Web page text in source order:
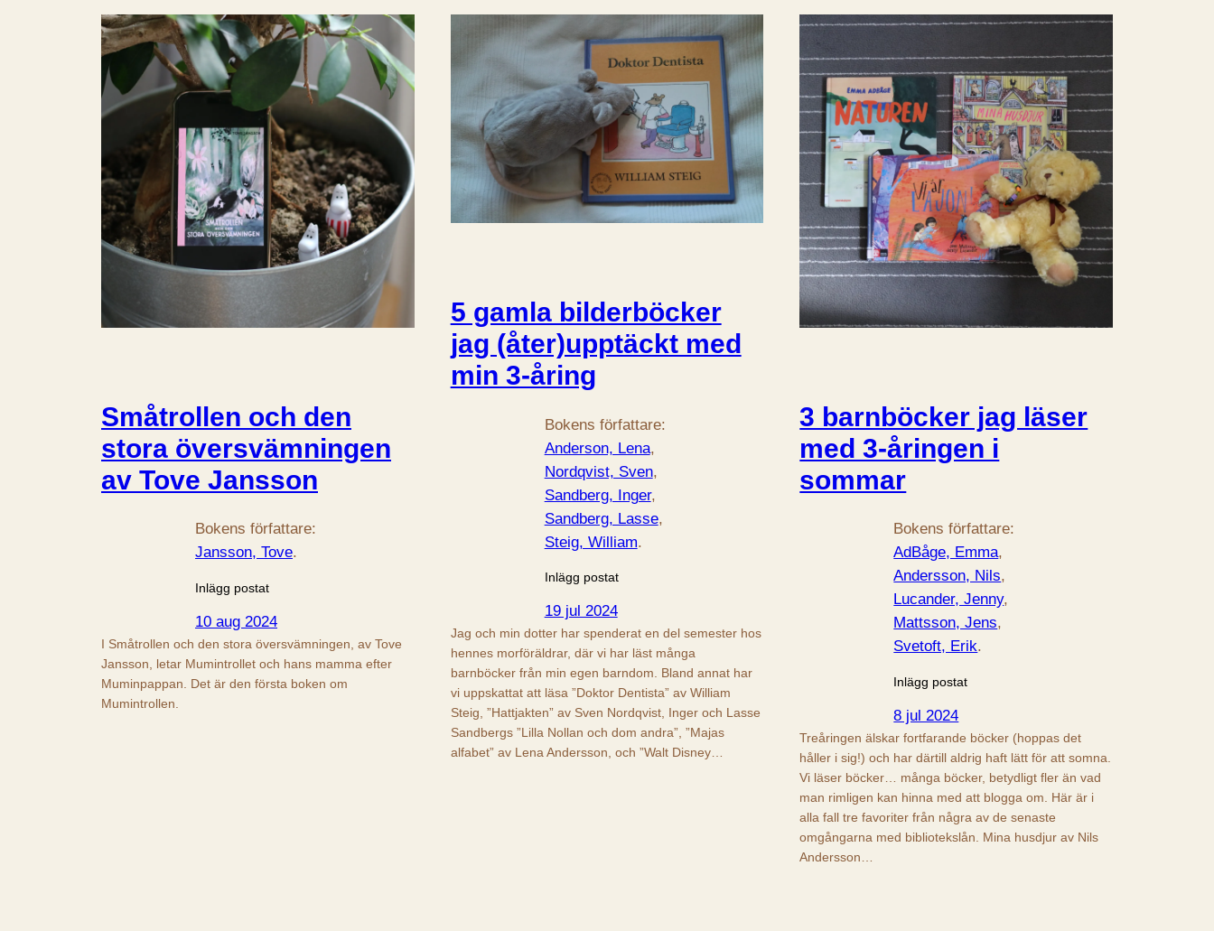
Småtrollen och den
stora översvämningen
av Tove Jansson
Bokens författare:
Jansson, Tove.
Inlägg postat
10 aug 2024
I Småtrollen och den stora översvämningen, av Tove
Jansson, letar Mumintrollet och hans mamma efter
Muminpappan. Det är den första boken om
Mumintrollen.
5 gamla bilderböcker
jag (åter)upptäckt med
min 3-åring
Bokens författare:
Anderson, Lena
Nordqvist, Sven
Sandberg, Inger
Sandberg, Lasse
Steig, William.
Inlägg postat
19 jul 2024
Jag och min dotter har spenderat en del semester hos
hennes morföräldrar, där vi har läst många
barnböcker från min egen barndom. Bland annat har
vi uppskattat att läsa ”Doktor Dentista” av William
Steig, ”Hattjakten” av Sven Nordqvist, Inger och Lasse
Sandbergs ”Lilla Nollan och dom andra”, ”Majas
alfabet” av Lena Andersson, och ”Walt Disney…
3 barnböcker jag läser
med 3-åringen i
sommar
Bokens författare:
AdBåge, Emma
Andersson, Nils
Lucander, Jenny
Mattsson, Jens
Svetoft, Erik.
Inlägg postat
8 jul 2024
Treåringen älskar fortfarande böcker (hoppas det
håller i sig!) och har därtill aldrig haft lätt för att somna.
Vi läser böcker… många böcker, betydligt fler än vad
man rimligen kan hinna med att blogga om. Här är i
alla fall tre favoriter från några av de senaste
omgångarna med bibliotekslån. Mina husdjur av Nils
Andersson…